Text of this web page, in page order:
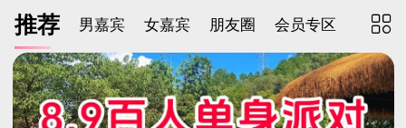
推荐 男嘉宾 女嘉宾 朋友圈 会员专区 